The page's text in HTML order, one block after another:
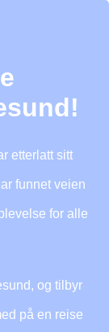
etterlatt sitt
funnet veien
for alle
og tilbyr
på en reise